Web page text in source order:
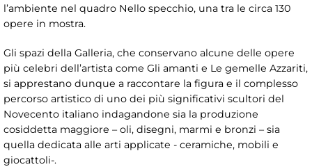
l’ambiente nel quadro Nello specchio, una tra le circa 130
opere in mostra.
Gli spazi della Galleria, che conservano alcune delle opere
più celebri dell’artista come Gli amanti e Le gemelle Azzariti,
si apprestano dunque a raccontare la figura e il complesso
percorso artistico di uno dei più significativi scultori del
Novecento italiano indagandone sia la produzione
cosiddetta maggiore – oli, disegni, marmi e bronzi – sia
quella dedicata alle arti applicate - ceramiche, mobili e
giocattoli-.